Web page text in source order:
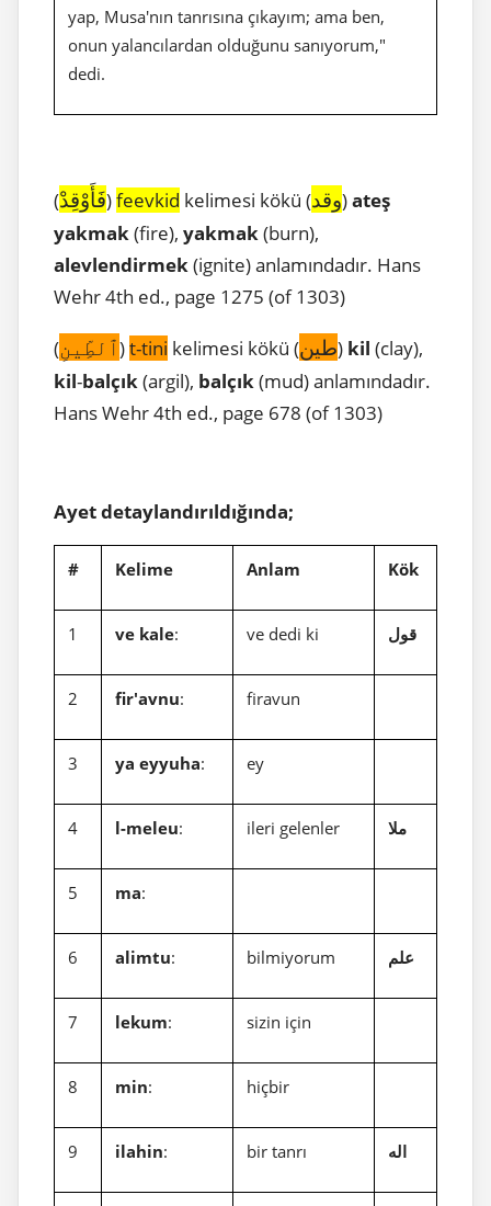
yap, Musa'nın tanrısına çıkayım; ama ben,
onun yalancılardan olduğunu sanıyorum,"
dedi.
(فَأَوْقِدْ)feevkid kelimesi kökü (وقد)ateş
yakmak(fire), yakmak(burn),
alevlendirmek(ignite) anlamındadır. Hans
Wehr 4th ed., page 1275 (of 1303)
(ٱلطِّينِ)t-tini kelimesi kökü (طين) kil (clay),
kil-balçık(argil), balçık(mud) anlamındadır.
Hans Wehr 4th ed., page 678 (of 1303)
Ayet detaylandırıldığında;
# Kelime Anlam Kök
1 ve kale: ve dedi ki قول
2 fir'avnu: firavun
3 ya eyyuha: ey
4 l-meleu: ileri gelenler ملا
5 ma:
6 alimtu: bilmiyorum علم
7 lekum: sizin için
8 min: hiçbir
9 ilahin: bir tanrı اله